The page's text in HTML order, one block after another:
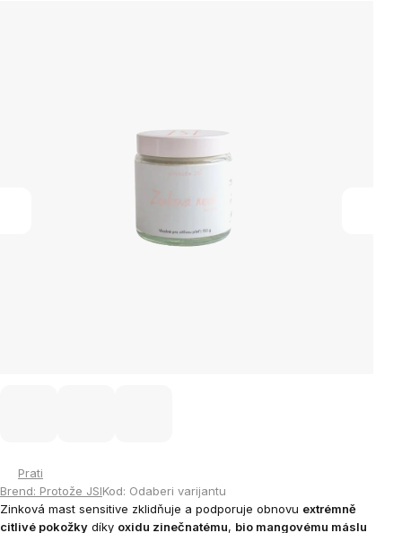
Prati
Brend: Protože JSIKod: Odaberi varijantu
Zinková mast sensitive zklidňuje a podporuje obnovu extrémně
citlivé pokožky díky oxidu zinečnatému, bio mangovému máslu